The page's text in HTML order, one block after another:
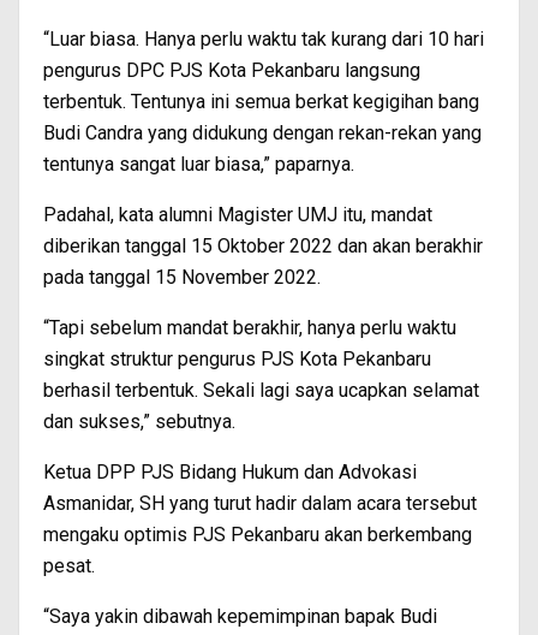
“Luar biasa. Hanya perlu waktu tak kurang dari 10 hari
pengurus DPC PJS Kota Pekanbaru langsung
terbentuk. Tentunya ini semua berkat kegigihan bang
Budi Candra yang didukung dengan rekan-rekan yang
tentunya sangat luar biasa,” paparnya.
Padahal, kata alumni Magister UMJ itu, mandat
diberikan tanggal 15 Oktober 2022 dan akan berakhir
pada tanggal 15 November 2022.
“Tapi sebelum mandat berakhir, hanya perlu waktu
singkat struktur pengurus PJS Kota Pekanbaru
berhasil terbentuk. Sekali lagi saya ucapkan selamat
dan sukses,” sebutnya.
Ketua DPP PJS Bidang Hukum dan Advokasi
Asmanidar, SH yang turut hadir dalam acara tersebut
mengaku optimis PJS Pekanbaru akan berkembang
pesat.
“Saya yakin dibawah kepemimpinan bapak Budi